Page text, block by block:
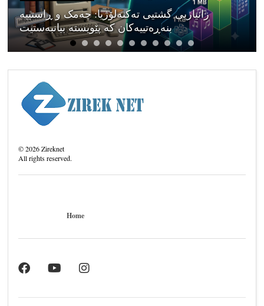
زانیاریی گشتیی تەکنەلۆژیا: چەمک و ڕاستییە
بنەڕەتییەکان کە پێویستە بیانبەستیت
©2026Zireknet
All rights reserved.
Home